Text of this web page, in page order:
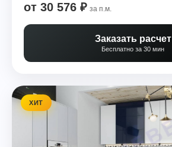
от 30 576 ₽ за п.м.
Заказать расчет
Бесплатно за 30 мин
ХИТ